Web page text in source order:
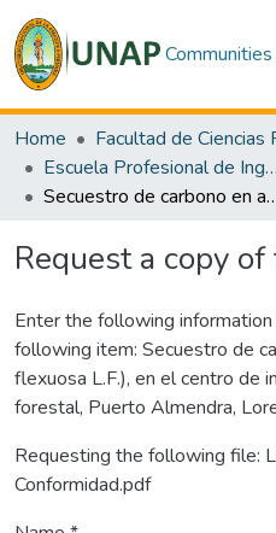
Home
Escuela Profesional de Ingeniería en Ecología de Bosques Tropicales
Secuestro de carbono en aguaje (Mauritia flexuosa L.F.), en el
Request a copy
Enter the following
following item: Secuestro de
flexuosa L.F.), en el centro de
forestal, Puerto Almendra,
Requesting the following file:
Conformidad.pdf